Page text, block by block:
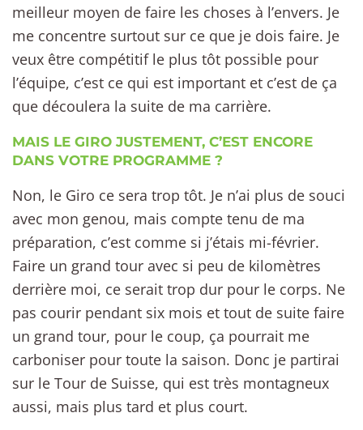
meilleur moyen de faire les choses à l’envers. Je
me concentre surtout sur ce que je dois faire. Je
veux être compétitif le plus tôt possible pour
l’équipe, c’est ce qui est important et c’est de ça
que découlera la suite de ma carrière.
MAIS LE GIRO JUSTEMENT, C’EST ENCORE
DANS VOTRE PROGRAMME ?
Non, le Giro ce sera trop tôt. Je n’ai plus de souci
avec mon genou, mais compte tenu de ma
préparation, c’est comme si j’étais mi-février.
Faire un grand tour avec si peu de kilomètres
derrière moi, ce serait trop dur pour le corps. Ne
pas courir pendant six mois et tout de suite faire
un grand tour, pour le coup, ça pourrait me
carboniser pour toute la saison. Donc je partirai
sur le Tour de Suisse, qui est très montagneux
aussi, mais plus tard et plus court.